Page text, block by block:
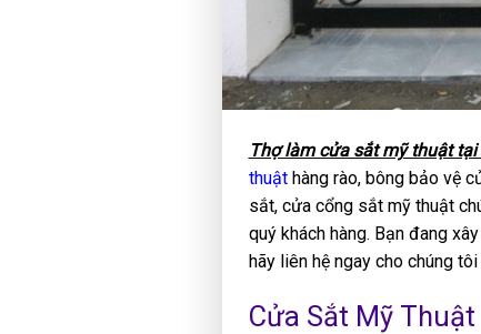
Thợ làm cửa sắt mỹ thuật
thuậthàng rào, bông bảo vệ
sắt, cửa cổng sắt mỹ thuật
quý khách hàng. Bạn đang
hãy liên hệ ngay cho chúng
Cửa Sắt Mỹ Thuật